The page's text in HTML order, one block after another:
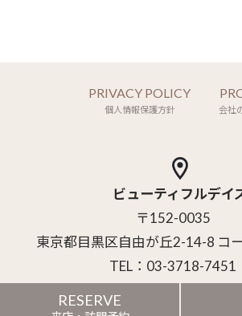
PRIVACY POLICY
個人情報保護方針 会社
ビューティフルデイ
〒152-0035
東京都目黒区自由が丘2-14-8 コ
TEL：03-3718-7451
Copyright (C) Style Clotho Inc. All
RESERVE